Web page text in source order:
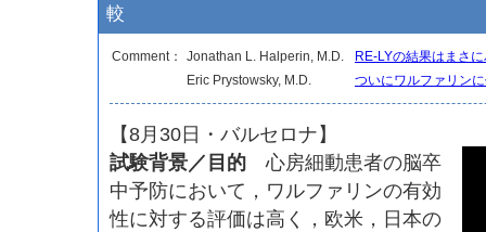
較
Comment： Jonathan L. Halperin, M.D.
RE-LYの結果はまさ
Eric Prystowsky, M.D.
ついにワルファリン
【8月30日・バルセロナ】
試験背景／目的 心房細動患者の脳卒
中予防において，ワルファリンの有効
性に対する評価は高く，欧米，日本の